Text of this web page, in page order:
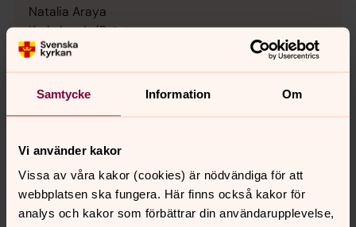
Samtycke Information Om
Vi använder kakor
Vissa av våra kakor (cookies) är nödvändiga för att
webbplatsen ska fungera. Här finns också kakor för
analys och kakor som förbättrar din användarupplevelse,
Natalia Araya
Kyrkoherde/Präst
Tel 076-803 5501 fr.om 22september
natalia.araya@svenskakyrkan.se
Marianne Lindgren
Diakon
marianne.lindgren@svenskakyrkan.se